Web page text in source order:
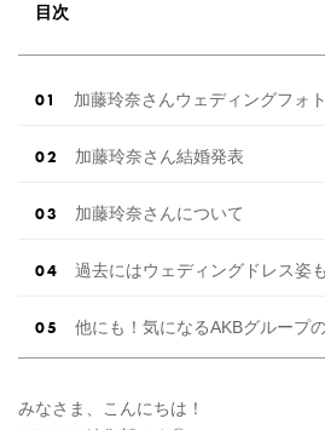
目次
加藤玲奈さんウェディングフォト
加藤玲奈さん結婚発表
加藤玲奈さんについて
過去にはウェディングドレス姿
他にも！気になるAKBグループ
みなさま、こんにちは！